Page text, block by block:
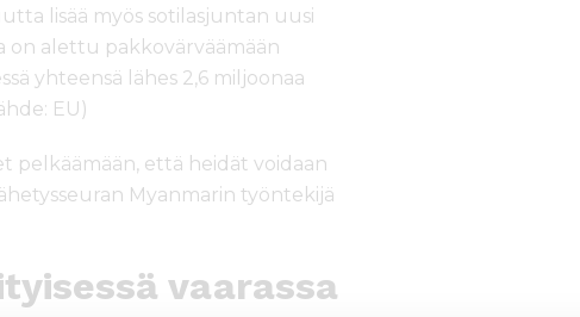
lisää myös sotilasjuntan uusi
on alettu pakkovärväämään
yhteensä lähes 2,6 miljoonaa
EU)
pelkäämään, että heidät voidaan
Myanmarin työntekijä
vaarassa